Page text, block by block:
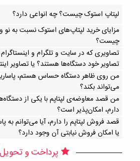
لپتاپ استوک چیست؟ چه انواعی دارد؟
مزایای خرید لپتاپ‌های استوک نسبت به نو و
چیست؟
تصاویری که در سایت و تلگرام و
تصاویر خود دستگاه‌ها هستند؟ یا تصاویر
من روی ظاهر دستگاه حساس هستم،
می‌تواند بکند؟
من قصد معاوضه‌ی لپتاپم با یکی از
دارم، امکان‌پذیر است؟
قصد فروش لپتاپم را دارم، آیا می‌توانم به
یا امکان فروش نیابتی آن وجود دارد؟
پرداخت و تحویل